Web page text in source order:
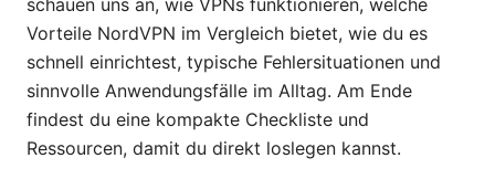
schauen uns an, wie VPNs funktionieren, welche
Vorteile NordVPN im Vergleich bietet, wie du es
schnell einrichtest, typische Fehlersituationen und
sinnvolle Anwendungsfälle im Alltag. Am Ende
findest du eine kompakte Checkliste und
Ressourcen, damit du direkt loslegen kannst.